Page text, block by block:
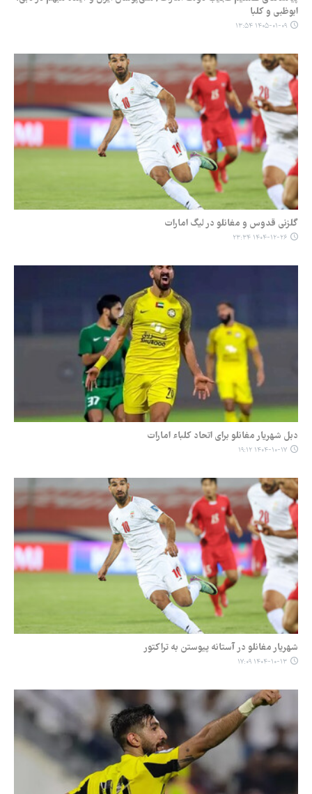
ابوظبی و کلبا
۱۴۰۵-۰۱-۰۹ ۱۳:۵۴
گلزنی قدوس و مغانلو در لیگ امارات
۱۴۰۴-۱۲-۲۶ ۲۳:۳۴
دبل شهریار مغانلو برای اتحاد کلباء امارات
۱۴۰۴-۱۰-۱۷ ۱۹:۱۲
شهریار مغانلو در آستانه پیوستن به تراکتور
۱۴۰۴-۱۰-۱۳ ۱۷:۰۹